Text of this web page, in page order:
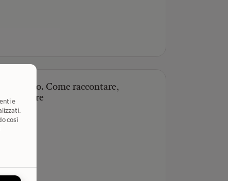
Come raccontare,
ascoltare
e
così